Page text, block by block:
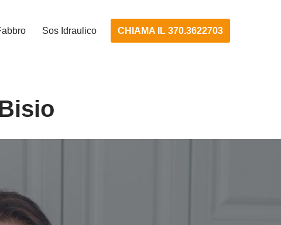
Sos Idraulico CHIAMA IL 370.3622703